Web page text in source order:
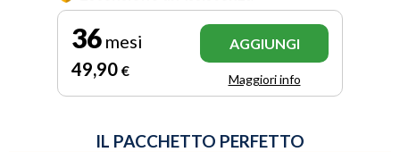
36 mesi
49,90 €
AGGIUNGI
Maggiori info
IL PACCHETTO PERFETTO